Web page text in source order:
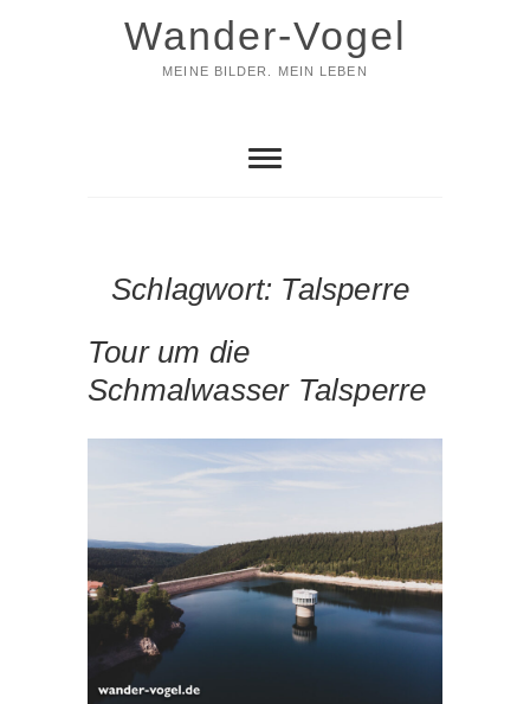
Wander-Vogel
MEINE BILDER. MEIN LEBEN
Schlagwort: Talsperre
Tour um die
Schmalwasser Talsperre